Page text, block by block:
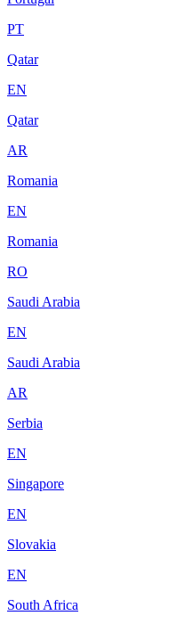
PT
Qatar
EN
Qatar
AR
Romania
EN
Romania
RO
Saudi Arabia
EN
Saudi Arabia
AR
Serbia
EN
Singapore
EN
Slovakia
EN
South Africa